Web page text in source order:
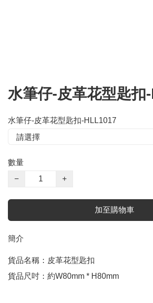
水筆仔-皮革花型匙扣
水筆仔-皮革花型匙扣-HLL1017
數量
−
+
加至購物車
簡介
貨品名稱：皮革花型匙扣
貨品尺吋：約W80mm * H80mm